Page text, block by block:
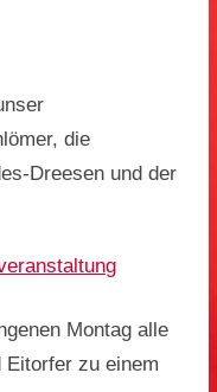
die
Dreesen und der
Montag alle
Eitorfer zu einem